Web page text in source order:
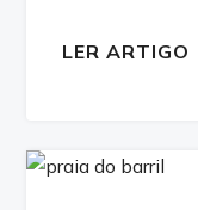
LER ARTIGO